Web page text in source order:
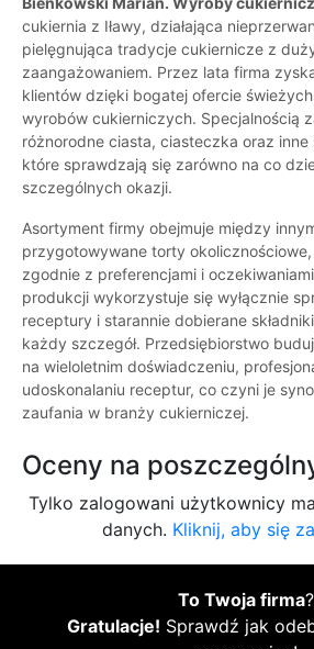
cukiernia z Iławy, działająca
pielęgnująca tradycje cukiernicze z
zaangażowaniem. Przez lata firma
klientów dzięki bogatej ofercie
wyrobów cukierniczych. Specjalnością
różnorodne ciasta, ciasteczka oraz inne
które sprawdzają się zarówno na co
szczególnych okazji.
Asortyment firmy obejmuje między
przygotowywane torty
zgodnie z preferencjami i
produkcji wykorzystuje się wyłącznie
receptury i starannie dobierane
każdy szczegół. Przedsiębiorstwo
na wieloletnim doświadczeniu,
udoskonalaniu receptur, co czyni je
zaufania w branży cukierniczej.
Oceny na
Tylko zalogowani użytkownicy
danych. Kliknij, aby się
To Twoja firma?
Gratulacje! Sprawdź jak